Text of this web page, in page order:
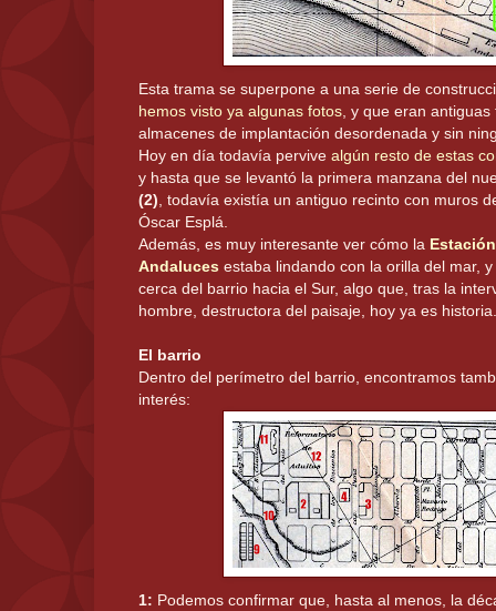
Esta trama se superpone a una serie de
hemos visto ya algunas fotos , y que eran
almacenes de implantación desordenada y sin
Hoy en día todavía pervive algún resto de estas
y hasta que se levantó la primera manzana del
(2) , todavía existía un antiguo recinto con muros
Óscar Esplá.
Además, es muy interesante ver cómo la
Andaluces estaba lindando con la orilla del mar,
cerca del barrio hacia el Sur, algo que, tras la
hombre, destructora del paisaje, hoy ya es historia.
El barrio
Dentro del perímetro del barrio, encontramos
interés:
1: Podemos confirmar que, hasta al menos, la